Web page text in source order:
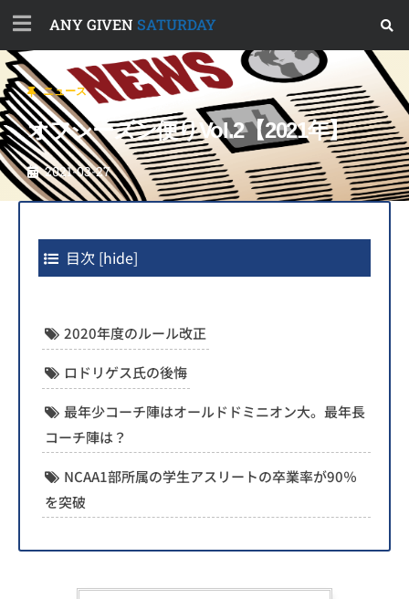
ANY GIVEN SATURDAY
ニュース
オフシーズン便りVol.2【2021年】
2021-03-27
目次 [hide]
2020年度のルール改正
ロドリゲス氏の後悔
最年少コーチ陣はオールドドミニオン大。最年長
コーチ陣は？
NCAA1部所属の学生アスリートの卒業率が90％
を突破